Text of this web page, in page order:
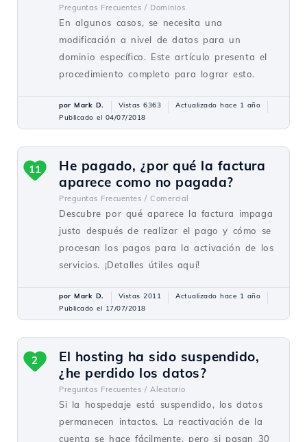
Preguntas Frecuentes / Dominios
En algunos casos, se necesita una
modificación a nivel de datos para un
dominio específico. Este artículo presenta el
procedimiento completo para lograr esto.
por Mark D. Vistas 6363
Actualizado hace 1 año
Publicado el 04/07/2018
He pagado, ¿por qué la factura
aparece como no pagada?
Preguntas Frecuentes / Comercial
Descubre por qué aparece la factura impaga
justo después de realizar el pago y cómo se
procesan los pagos para la activación de los
servicios. ¡Detalles útiles aquí!
11
por Mark D. Vistas 2011
Actualizado hace 1 año
Publicado el 17/07/2018
El hosting ha sido suspendido,
¿he perdido los datos?
Preguntas Frecuentes / Aleatorio
Si la hospedaje está suspendido, los datos
permanecen intactos. La reactivación de la
cuenta se hace fácilmente, pero si pasan 30
2